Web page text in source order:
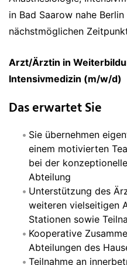
in Bad Saarow nahe
nächstmöglichen
Arzt/Ärztin in
Intensivmedizin (m/w/d)
Das erwartet Sie
Sie übernehmen
einem motivierten
bei der
Abteilung
Unterstützung des
weiteren vielseitigen
Stationen sowie
Kooperative
Abteilungen des
Teilnahme an